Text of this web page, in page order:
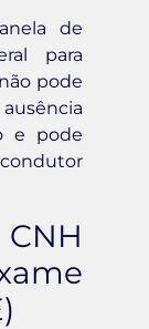
de
para
pode
e pode